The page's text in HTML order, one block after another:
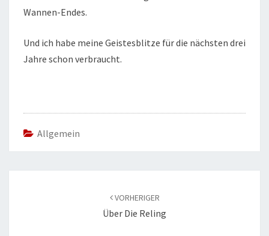
Wannen-Endes.
Und ich habe meine Geistesblitze für die nächsten drei
Jahre schon verbraucht.
Allgemein
VORHERIGER
Über Die Reling